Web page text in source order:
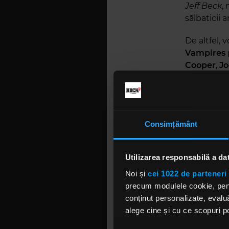
Consimțământ
Utilizarea responsabilă a
Noi și cei 1022 de
precum modulele cookie,
conținut personalizate,
alege cine și cu ce scopuri
Jeff Beck,
sălbaticii
De altfel,
Vampires
Cooper,
apropie cu
fie printre
și
Perryși
iar
cu dintre
prezenți